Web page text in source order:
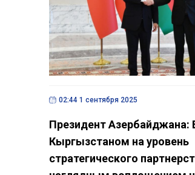
02:44 1 сентября 2025
Президент Азербайджана:
Кыргызстаном на уровень
стратегического